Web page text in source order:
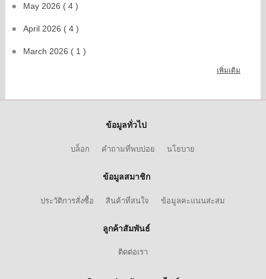
May 2026 ( 4 )
April 2026 ( 4 )
March 2026 ( 1 )
เพิ่มเติม
ข้อมูลทั่วไป
บล็อก คำถามที่พบบ่อย นโยบาย
ข้อมูลสมาชิก
ประวัติการสั่งซื้อ สินค้าที่สนใจ ข้อมูลคะแนนสะสม
ลูกค้าสัมพันธ์
ติดต่อเรา